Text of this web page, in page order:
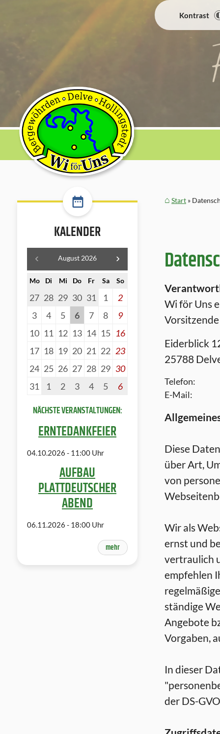
Kontrast
KALENDER
August 2026
Mo Di Mi Do Fr Sa So
27 28 29 30 31 1
2
3
4 5 6 7 8
9
10 11 12 13 14 15 16
17 18 19 20 21 22 23
24 25 26 27 28 29 30
31
1 2 3 4 5 6
NÄCHSTE VERANSTALTUNGEN:
ERNTEDANKFEIER
04.​10.​2026 - 11:00 Uhr
AUFBAU
PLATTDEUTSCHER
ABEND
06.​11.​2026 - 18:00 Uhr
mehr
Start
Wi för Uns
Eiderblick
25788
Telefon:
E-Mail:
Diese
über Art,
von
Wir als
ernst und
vertraulich
empfehlen
ständige
Angebote
Vorgaben,
In dieser
der DS-